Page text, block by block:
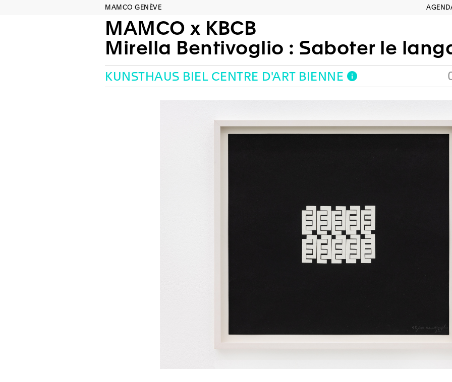
MAMCO GENÈVE
MAMCO x KBCB
Mirella Bentivoglio : Saboter le
KUNSTHAUS BIEL CENTRE D'ART BIENNE